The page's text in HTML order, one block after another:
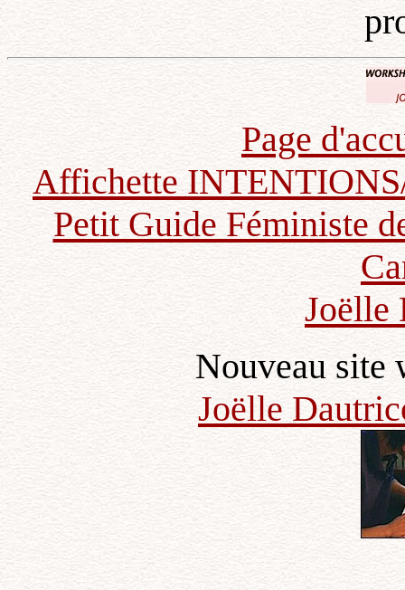
Page
Affichette
Petit Guide Féministe
Joëlle
Nouveau site
Joëlle